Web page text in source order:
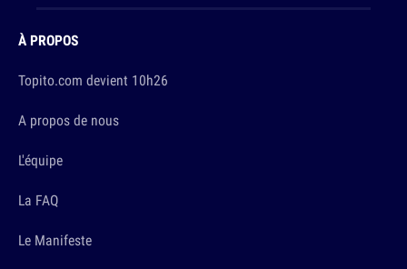
À PROPOS
Topito.com devient 10h26
A propos de nous
L'équipe
La FAQ
Le Manifeste